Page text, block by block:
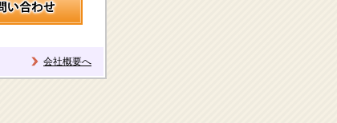
会社概要へ